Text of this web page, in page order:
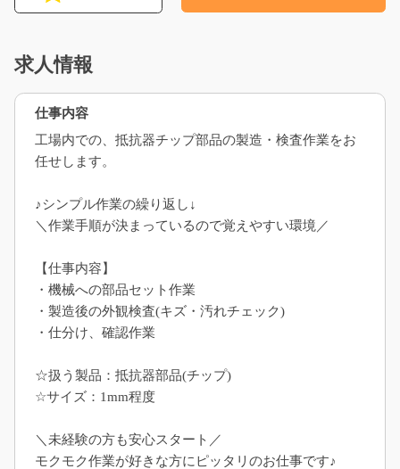
求人情報
仕事内容
工場内での、抵抗器チップ部品の製造・検査作業をお
任せします。
♪シンプル作業の繰り返し↓
＼作業手順が決まっているので覚えやすい環境／
【仕事内容】
・機械への部品セット作業
・製造後の外観検査(キズ・汚れチェック)
・仕分け、確認作業
☆扱う製品：抵抗器部品(チップ)
☆サイズ：1mm程度
＼未経験の方も安心スタート／
モクモク作業が好きな方にピッタリのお仕事です♪